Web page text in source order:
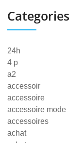
Categories
24h
4 p
a2
accessoir
accessoire
accessoire mode
accessoires
achat